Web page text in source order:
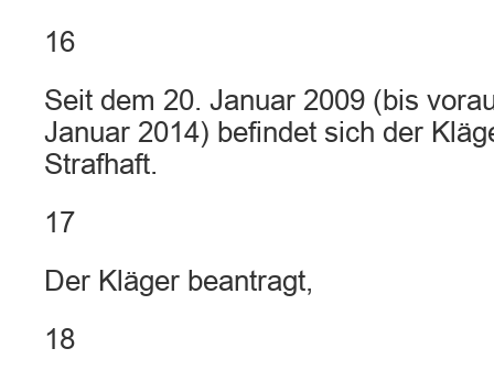
16
Seit dem 20. Januar 2009 (bis
Januar 2014) befindet sich der
Strafhaft.
17
Der Kläger beantragt,
18